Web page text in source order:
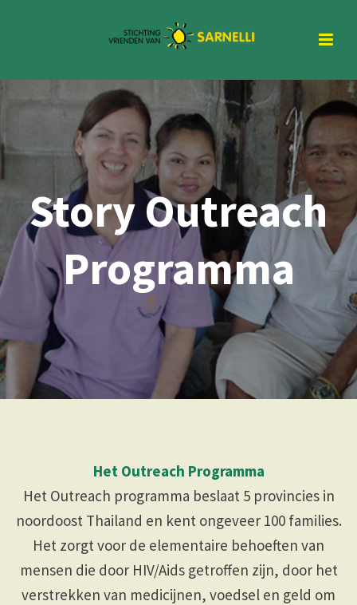
Story Outreach
Programma
Het Outreach Programma
Het Outreach programma beslaat 5 provincies in
noordoost Thailand en kent ongeveer 100 families.
Het zorgt voor de elementaire behoeften van
mensen die door HIV/Aids getroffen zijn, door het
verstrekken van medicijnen, voedsel en geld om